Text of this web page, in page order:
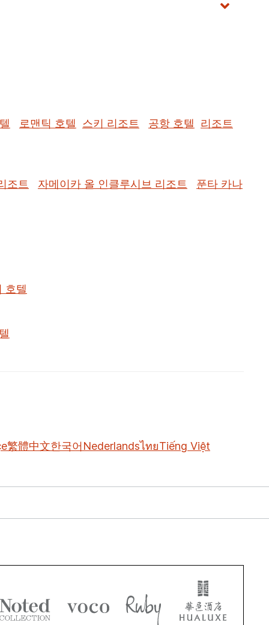
로맨틱 호텔 스키 리조트 공항 호텔 리조트
조트 자메이카 올 인클루시브 리조트 푼타 카나
호텔
繁體中文한국어 NederlandsไทยTiếng Việt